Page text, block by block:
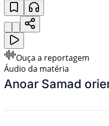
Ouça a reportagem
Áudio da matéria
Anoar Samad